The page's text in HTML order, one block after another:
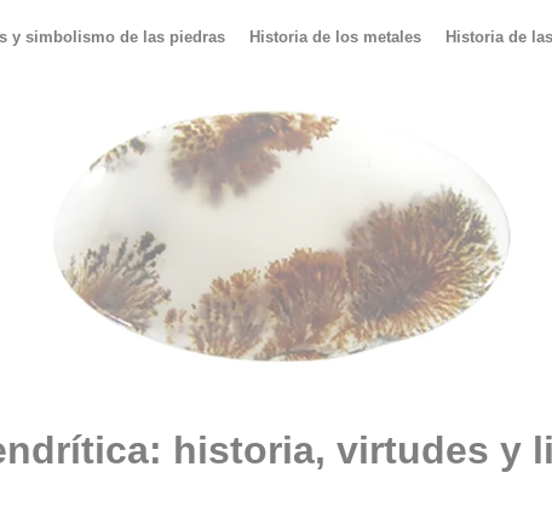
y simbolismo de las piedras Historia de los metales Historia de
historia, virtudes y